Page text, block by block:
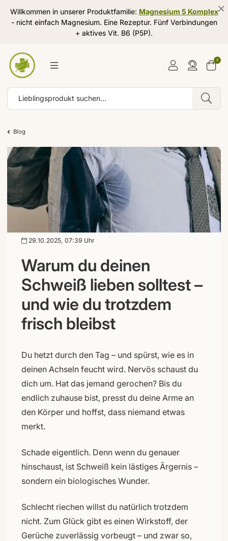
Willkommen in unserer Produktfamilie: Magnesium 5 Komplex
- nicht einfach Magnesium. Eine Rezeptur. Fünf Verbindungen
+ aktives Vit. B6 (P5P).
0
Blog
Warum du deinen
Schweiß lieben solltest –
und wie du trotzdem
frisch bleibst
29.10.2025, 07:39 Uhr
Du hetzt durch den Tag – und spürst, wie es in
deinen Achseln feucht wird. Nervös schaust du
dich um. Hat das jemand gerochen? Bis du
endlich zuhause bist, presst du deine Arme an
den Körper und hoffst, dass niemand etwas
merkt.
Schade eigentlich. Denn wenn du genauer
hinschaust, ist Schweiß kein lästiges Ärgernis –
sondern ein biologisches Wunder.
Schlecht riechen willst du natürlich trotzdem
nicht. Zum Glück gibt es einen Wirkstoff, der
Gerüche zuverlässig vorbeugt – und zwar so,